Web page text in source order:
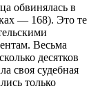
обвинялась в
— 168). Это те
Весьма
десятков
своя судебная
только